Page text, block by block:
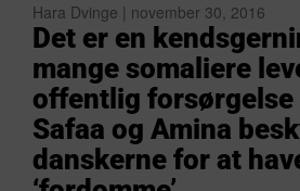
Hara Dvinge | november 30, 2016
Det er en
mange somaliere
offentlig forsørgelse
Safaa og Amina
danskerne for at